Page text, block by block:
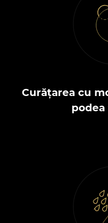
Curățarea cu
podea